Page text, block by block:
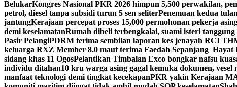
BelukarKongres Nasional PKR 2026 himpun 5,500 perwakilan,
petrol, diesel tanpa subsidi turun 5 sen seliterPenemuan kedua
jantungKerajaan percepat proses 15,000 permohonan pekerja
demi keselamatanRumah dibeli terbengkalai, suami isteri
Pasir PelangiPDRM terima sembilan laporan kes jenayah RCI TH
keluarga RXZ Member 8.0 maut terima Faedah Sepanjang Hayat
sidang khas 11 OgosPelantikan Timbalan Exco bongkar nafsu
individu ditahan10 kru warga asing gagal kemuka dokumen,
manfaat teknologi demi tingkat kecekapanPKR yakin Kerajaan